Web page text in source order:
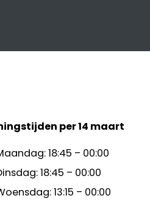
per 14 maart
18:45 – 00:00
18:45 – 00:00
13:15 – 00:00